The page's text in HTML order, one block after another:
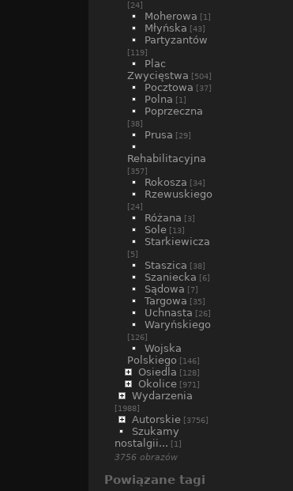
[24]
Moherowa [1]
Młyńska [43]
Partyzantów
[119]
Plac
Zwycięstwa [504]
Pocztowa [37]
Polna [1]
Poprzeczna
[38]
Prusa [29]
Rehabilitacyjna
[357]
Rokosza [34]
Rzewuskiego
[24]
Różana [3]
Sole [13]
Starkiewicza
[5]
Staszica [38]
Szaniecka [6]
Sądowa [7]
Targowa [35]
Uchnasta [26]
Waryńskiego
[126]
Wojska
Polskiego [146]
Osiedla [128]
Okolice [971]
Wydarzenia
[1988]
Autorskie [3756]
Szukamy
nostalgii... [1]
3756 obrazów
Powiązane tagi